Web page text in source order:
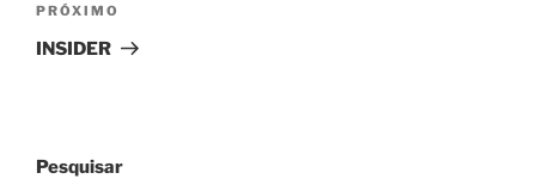
Próximo
post
PRÓXIMO
INSIDER
Pesquisar